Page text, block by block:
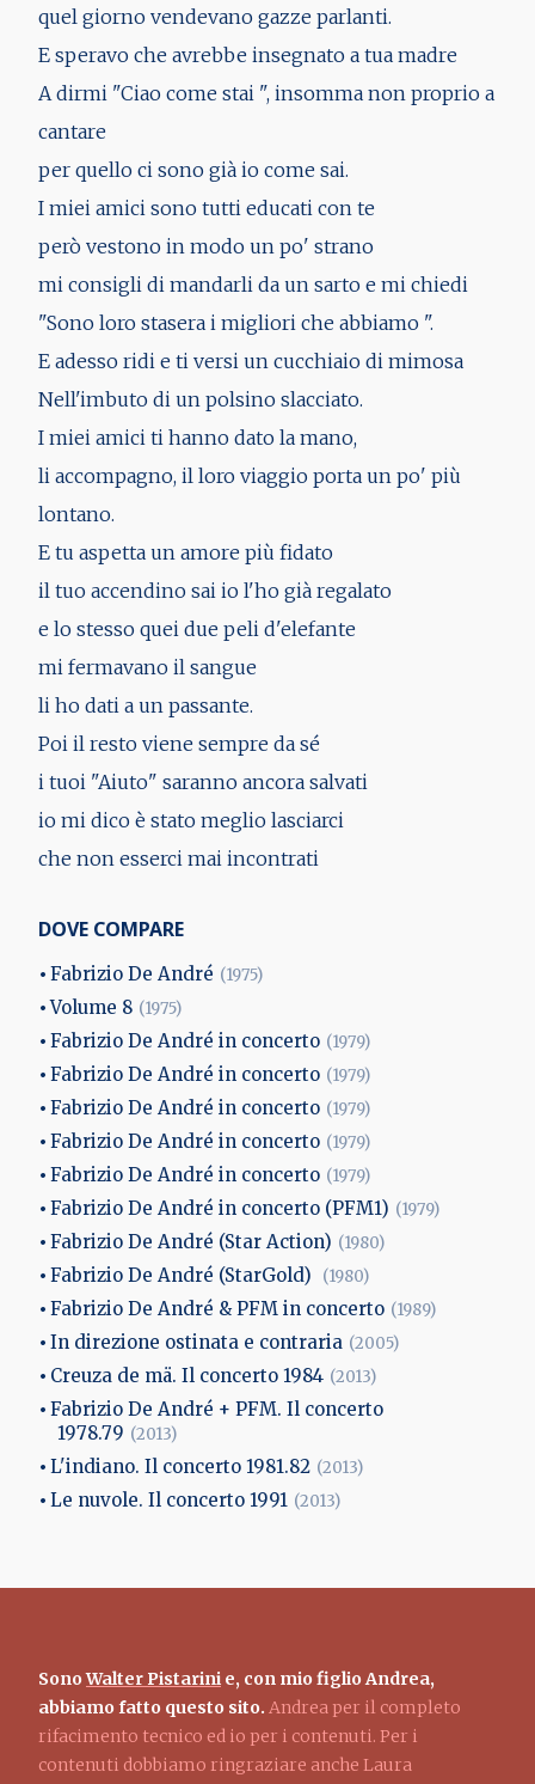
quel giorno vendevano gazze parlanti.
E speravo che avrebbe insegnato a tua madre
A dirmi "Ciao come stai ", insomma non proprio a
cantare
per quello ci sono già io come sai.
I miei amici sono tutti educati con te
però vestono in modo un po' strano
mi consigli di mandarli da un sarto e mi chiedi
"Sono loro stasera i migliori che abbiamo ".
E adesso ridi e ti versi un cucchiaio di mimosa
Nell'imbuto di un polsino slacciato.
I miei amici ti hanno dato la mano,
li accompagno, il loro viaggio porta un po' più
lontano.
E tu aspetta un amore più fidato
il tuo accendino sai io l'ho già regalato
e lo stesso quei due peli d'elefante
mi fermavano il sangue
li ho dati a un passante.
Poi il resto viene sempre da sé
i tuoi "Aiuto" saranno ancora salvati
io mi dico è stato meglio lasciarci
che non esserci mai incontrati
DOVE COMPARE
Fabrizio De André (1975)
Volume 8 (1975)
Fabrizio De André in concerto (1979)
Fabrizio De André in concerto (1979)
Fabrizio De André in concerto (1979)
Fabrizio De André in concerto (1979)
Fabrizio De André in concerto (1979)
Fabrizio De André in concerto (PFM1) (1979)
Fabrizio De André (Star Action) (1980)
Fabrizio De André (StarGold) (1980)
Fabrizio De André & PFM in concerto (1989)
In direzione ostinata e contraria (2005)
Creuza de mä. Il concerto 1984 (2013)
Fabrizio De André + PFM. Il concerto
1978.79 (2013)
L'indiano. Il concerto 1981.82 (2013)
Le nuvole. Il concerto 1991 (2013)
SonoWalter Pistarini e, con mio figlio Andrea,
abbiamo fatto questo sito. Andrea per il completo
rifacimento tecnico ed io per i contenuti. Per i
contenuti dobbiamo ringraziare anche Laura